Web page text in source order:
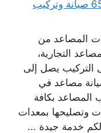
صيانة مصاعد في الكويت 65542233 صيانة وتركيب
المصاعد من
التجارية،
التركيب يصل إلى
مصاعد في
المصاعد بكافة
وتصليحها بمعدات
لكم خدمة جيدة ...